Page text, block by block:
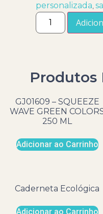
personalizada ,
Produtos
GJ01609 – SQUEEZE
WAVE GREEN
250 ML
Adicionar ao Carrinho
Caderneta Ecológica
Adicionar ao Carrinho